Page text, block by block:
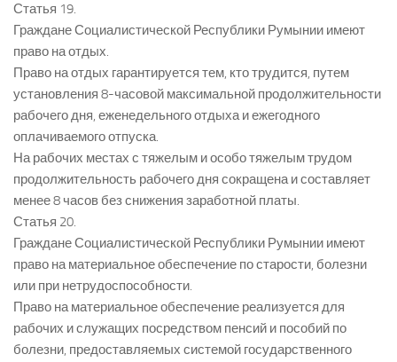
Статья 19.
Граждане Социалистической Республики Румынии имеют
право на отдых.
Право на отдых гарантируется тем, кто трудится, путем
установления 8-часовой максимальной продолжительности
рабочего дня, еженедельного отдыха и ежегодного
оплачиваемого отпуска.
На рабочих местах с тяжелым и особо тяжелым трудом
продолжительность рабочего дня сокращена и составляет
менее 8 часов без снижения заработной платы.
Статья 20.
Граждане Социалистической Республики Румынии имеют
право на материальное обеспечение по старости, болезни
или при нетрудоспособности.
Право на материальное обеспечение реализуется для
рабочих и служащих посредством пенсий и пособий по
болезни, предоставляемых системой государственного